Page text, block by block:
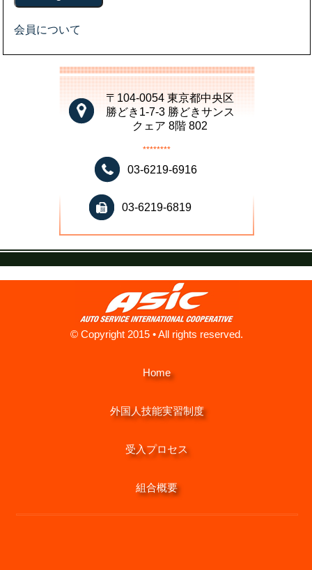
会員について
〒104-0054 東京都中央区
勝どき1-7-3 勝どきサンス
クェア 8階 802
********
03-6219-6916
03-6219-6819
© Copyright 2015 • All rights reserved.
Home
外国人技能実習制度
受入プロセス
組合概要